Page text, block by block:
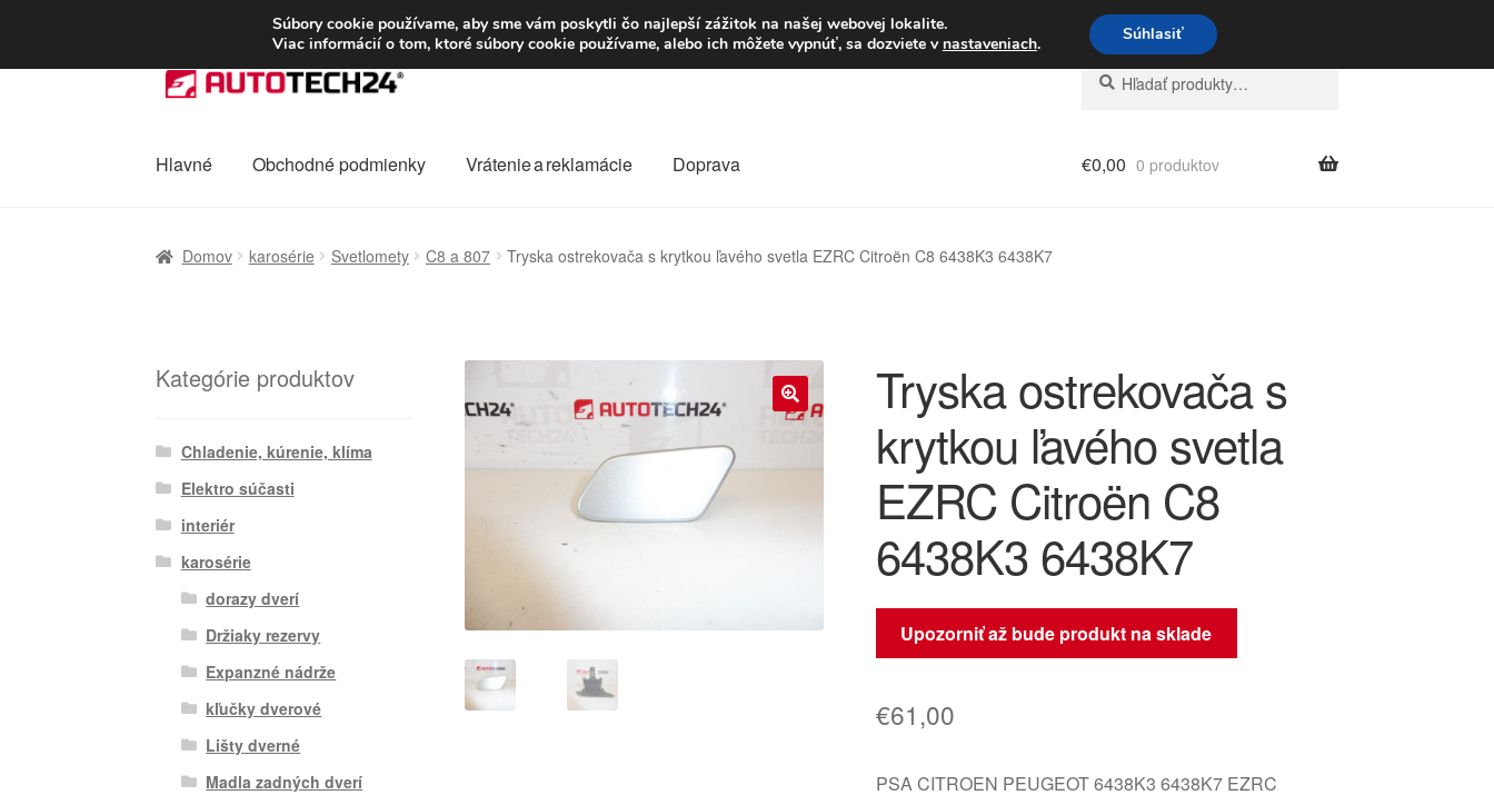
DOPRAVA od 6 EUR Po–Pi 09:00–16:00 233 221 276
Preskočiť
na
Preskočiť
na
Hľadať:
Vyhľadávanie
Hlavné Obchodné podmienky Vrátenie a reklamácie Doprava €0,00 0 produktov
Domov karosérie Svetlomety C8 a 807 Tryska ostrekovača s krytkou ľavého svetla EZRC Citroën C8 6438K3 6438K7
🔍
Tryska ostrekovača s
krytkou ľavého svetla
EZRC Citroën C8
6438K3 6438K7
Upozorniť až bude produkt na sklade
€61,00
PSA CITROEN PEUGEOT 6438K3 6438K7 EZRC
Kategórie produktov
Chladenie, kúrenie, klíma
Elektro súčasti
interiér
karosérie
dorazy dverí
Držiaky rezervy
Expanzné nádrže
kľučky dverové
Lišty dverné
Madla zadných dverí
Súbory cookie používame, aby sme vám poskytli čo najlepší zážitok na našej webovej lokalite.
Viac informácií o tom, ktoré súbory cookie používame, alebo ich môžete vypnúť, sa dozviete v nastaveniach. Súhlasiť